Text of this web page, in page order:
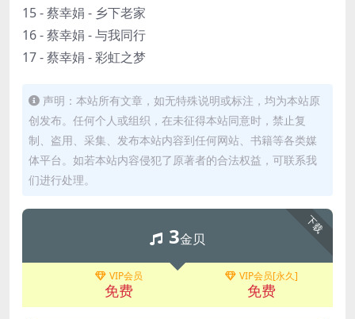
15 - 蔡幸娟 - 乡下老家
16 - 蔡幸娟 - 与我同行
17 - 蔡幸娟 - 彩虹之梦
声明：本站所有文章，如无特殊说明或标注，均为本站原
创发布。任何个人或组织，在未征得本站同意时，禁止复
制、盗用、采集、发布本站内容到任何网站、书籍等各类媒
体平台。如若本站内容侵犯了原著者的合法权益，可联系我
们进行处理。
下载
3金贝
VIP会员
免费
VIP会员[永久]
免费